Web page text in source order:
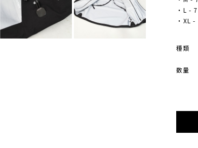
・L -
・XL
種類
数量